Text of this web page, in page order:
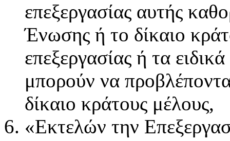
επεξεργασίας αυτής
Ένωσης ή το δίκαιο
επεξεργασίας ή τα
μπορούν να
δίκαιο κράτους μέλους,
«Εκτελών την